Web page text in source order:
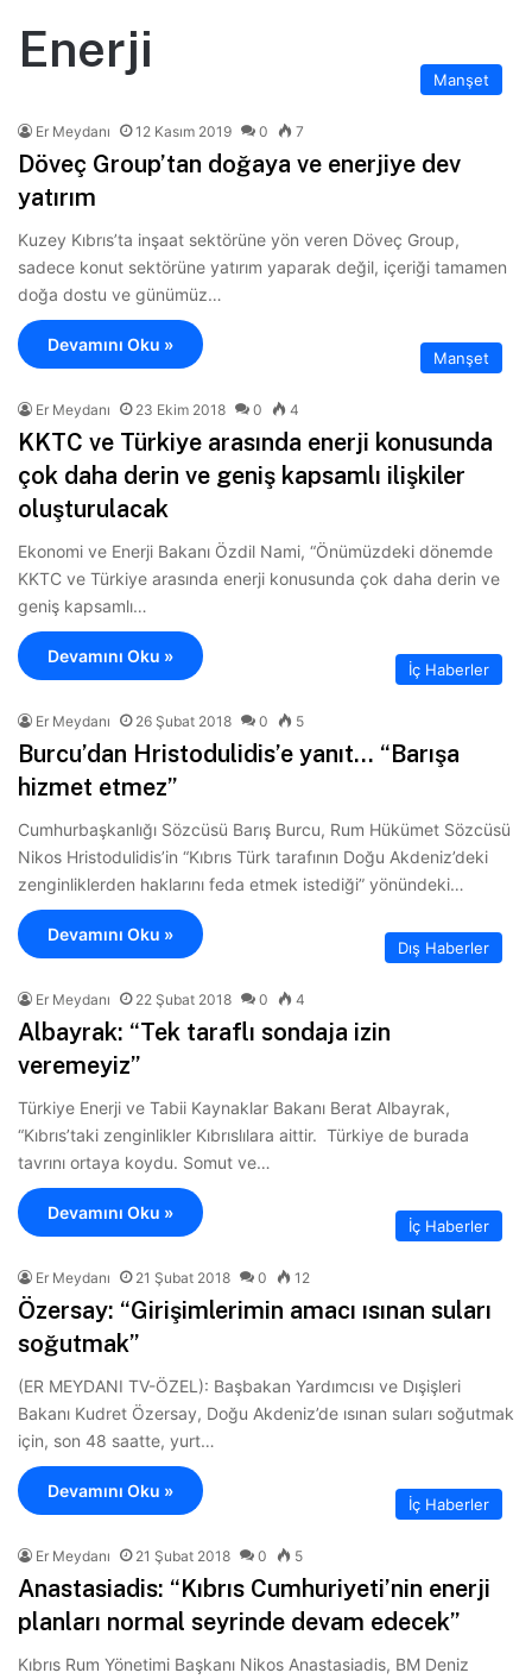
Enerji
Manşet
Er Meydanı 12 Kasım 2019 0 7
Döveç Group’tan doğaya ve enerjiye dev
yatırım
Kuzey Kıbrıs’ta inşaat sektörüne yön veren Döveç Group,
sadece konut sektörüne yatırım yaparak değil, içeriği tamamen
doğa dostu ve günümüz…
Devamını Oku »
Manşet
Er Meydanı 23 Ekim 2018 0 4
KKTC ve Türkiye arasında enerji konusunda
çok daha derin ve geniş kapsamlı ilişkiler
oluşturulacak
Ekonomi ve Enerji Bakanı Özdil Nami, “Önümüzdeki dönemde
KKTC ve Türkiye arasında enerji konusunda çok daha derin ve
geniş kapsamlı…
Devamını Oku »
İç Haberler
Er Meydanı 26 Şubat 2018 0 5
Burcu’dan Hristodulidis’e yanıt… “Barışa
hizmet etmez”
Cumhurbaşkanlığı Sözcüsü Barış Burcu, Rum Hükümet Sözcüsü
Nikos Hristodulidis’in “Kıbrıs Türk tarafının Doğu Akdeniz’deki
zenginliklerden haklarını feda etmek istediği” yönündeki…
Devamını Oku »
Dış Haberler
Er Meydanı 22 Şubat 2018 0 4
Albayrak: “Tek taraflı sondaja izin
veremeyiz”
Türkiye Enerji ve Tabii Kaynaklar Bakanı Berat Albayrak,
“Kıbrıs’taki zenginlikler Kıbrıslılara aittir. Türkiye de burada
tavrını ortaya koydu. Somut ve…
Devamını Oku »
İç Haberler
Er Meydanı 21 Şubat 2018 0 12
Özersay: “Girişimlerimin amacı ısınan suları
soğutmak”
(ER MEYDANI TV-ÖZEL): Başbakan Yardımcısı ve Dışişleri
Bakanı Kudret Özersay, Doğu Akdeniz’de ısınan suları soğutmak
için, son 48 saatte, yurt…
Devamını Oku »
İç Haberler
Er Meydanı 21 Şubat 2018 0 5
Anastasiadis: “Kıbrıs Cumhuriyeti’nin enerji
planları normal seyrinde devam edecek”
Kıbrıs Rum Yönetimi Başkanı Nikos Anastasiadis, BM Deniz